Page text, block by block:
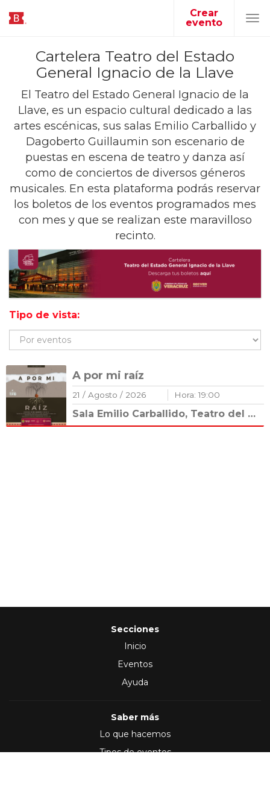
Crear
evento
Cartelera Teatro del Estado
General Ignacio de la Llave
El Teatro del Estado General Ignacio de la
Llave, es un espacio cultural dedicado a las
artes escénicas, sus salas Emilio Carballido y
Dagoberto Guillaumin son escenario de
puestas en escena de teatro y danza así
como de conciertos de diversos géneros
musicales. En esta plataforma podrás reservar
los boletos de los eventos programados mes
con mes y que se realizan este maravilloso
recinto.
Tipo de vista:
A por mi raíz
21 / Agosto / 2026 Hora: 19:00
Sala Emilio Carballido, Teatro del Estado General Ignacio de la Llave
Secciones
Inicio
Eventos
Ayuda
Saber más
Lo que hacemos
Tipos de eventos